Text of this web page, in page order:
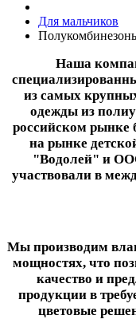
Для мальчиков
Наша
из самых
одежды из
российском рынке
на рынке
"Водолей" и
участвовали в
Мы производим
мощностях, что
качество и
продукции в
цветовые